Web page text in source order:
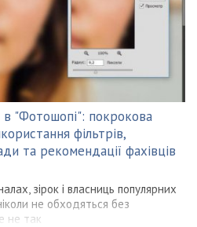
"Фотошопі": покрокова
фільтрів,
та рекомендації фахівців
зірок і власниць популярних
не обходяться без
не так